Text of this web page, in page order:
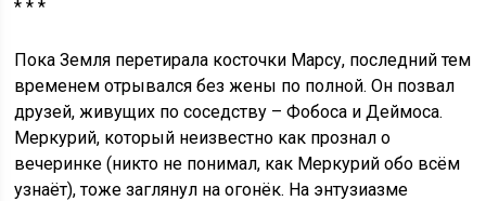
* * *
Пока Земля перетирала косточки Марсу, последний тем
временем отрывался без жены по полной. Он позвал
друзей, живущих по соседству – Фобоса и Деймоса.
Меркурий, который неизвестно как прознал о
вечеринке (никто не понимал, как Меркурий обо всём
узнаёт), тоже заглянул на огонёк. На энтузиазме